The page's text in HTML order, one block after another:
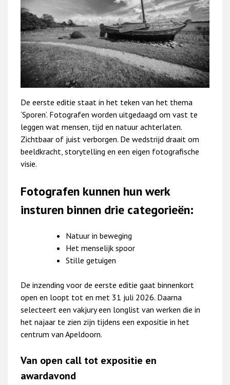
De eerste editie staat in het teken van het thema
‘Sporen’. Fotografen worden uitgedaagd om vast te
leggen wat mensen, tijd en natuur achterlaten.
Zichtbaar of juist verborgen. De wedstrijd draait om
beeldkracht, storytelling en een eigen fotografische
visie.
Fotografen kunnen hun werk
insturen binnen drie categorieën:
Natuur in beweging
Het menselijk spoor
Stille getuigen
De inzending voor de eerste editie gaat binnenkort
open en loopt tot en met 31 juli 2026. Daarna
selecteert een vakjury een longlist van werken die in
het najaar te zien zijn tijdens een expositie in het
centrum van Apeldoorn.
Van open call tot expositie en
awardavond